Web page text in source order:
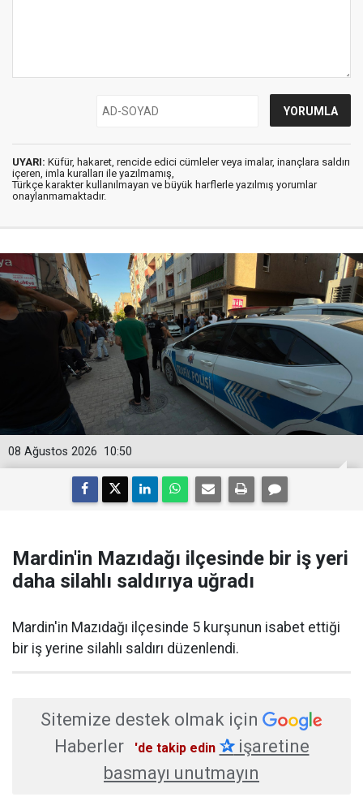
UYARI: Küfür, hakaret, rencide edici cümleler veya imalar, inançlara saldırı
içeren, imla kuralları ile yazılmamış,
Türkçe karakter kullanılmayan ve büyük harflerle yazılmış yorumlar
onaylanmamaktadır.
10:50
08 Ağustos 2026
Mardin'in Mazıdağı ilçesinde bir iş yeri
daha silahlı saldırıya uğradı
Mardin'in Mazıdağı ilçesinde 5 kurşunun isabet ettiği
bir iş yerine silahlı saldırı düzenlendi.
Sitemize destek olmak için
Haberler
'de takip edin ✰işaretine
basmayı unutmayın